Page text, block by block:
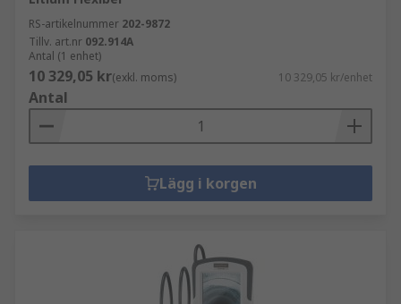
RS-artikelnummer 202-9872
Tillv. art.nr 092.914A
Antal (1 enhet)
10 329,05 kr(exkl. moms) 10 329,05 kr/enhet
Antal
Lägg i korgen